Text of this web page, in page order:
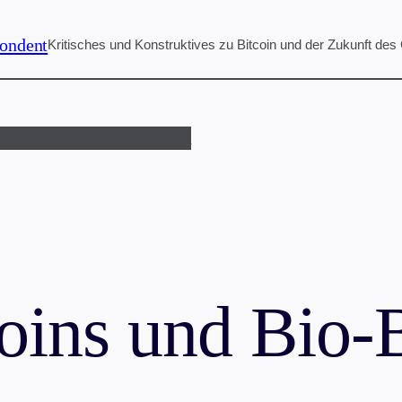
Kritisches und Konstruktives zu Bitcoin und der Zukunft des
und Bio-